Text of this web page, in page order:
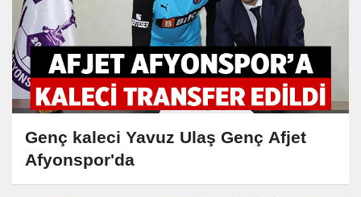
Genç kaleci Yavuz Ulaş Genç Afjet
Afyonspor'da